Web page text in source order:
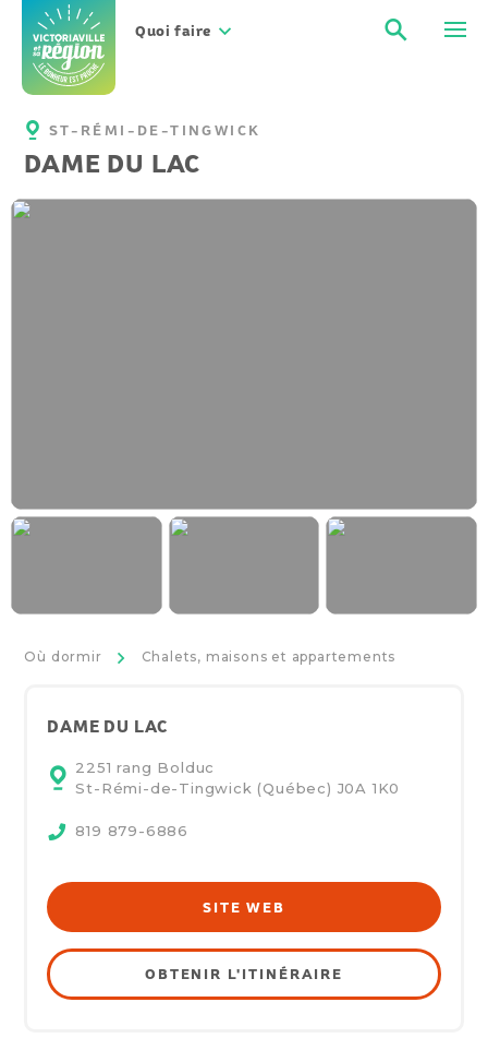
contenu
Quoi faire
ST-RÉMI-DE-TINGWICK
DAME DU LAC
Où dormir >
Chalets, maisons et appartements
DAME DU LAC
2251 rang Bolduc
St-Rémi-de-Tingwick (Québec) J0A 1K0
819 879-6886
SITE WEB
OBTENIR L'ITINÉRAIRE